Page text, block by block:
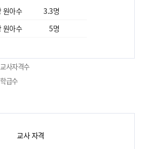
원아수 3.3명
원아수
5명
사자격수
급수
교사 자격